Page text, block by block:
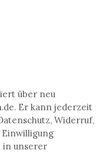
über neu
Er kann jederzeit
Widerruf,
in unserer